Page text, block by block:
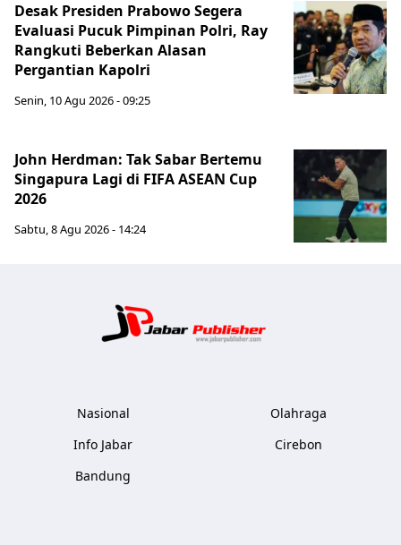
Desak Presiden Prabowo Segera
Evaluasi Pucuk Pimpinan Polri, Ray
Rangkuti Beberkan Alasan
Pergantian Kapolri
Senin, 10 Agu 2026 - 09:25
John Herdman: Tak Sabar Bertemu
Singapura Lagi di FIFA ASEAN Cup
2026
Sabtu, 8 Agu 2026 - 14:24
Nasional
Info Jabar
Bandung
Olahraga
Cirebon